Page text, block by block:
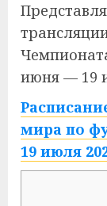
июня — 19
мира по
19 июля